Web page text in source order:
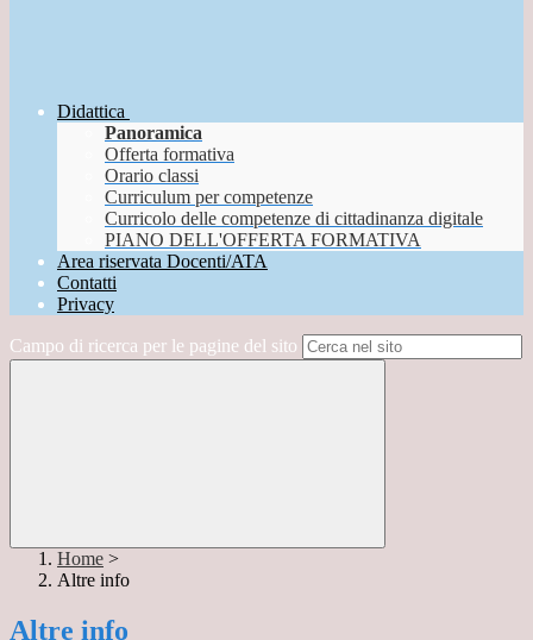
Didattica
Panoramica
Offerta formativa
Orario classi
Curriculum per competenze
Curricolo delle competenze di cittadinanza digitale
PIANO DELL'OFFERTA FORMATIVA
Area riservata Docenti/ATA
Contatti
Privacy
Campo di ricerca per le pagine del sito
Home >
Altre info
Altre info